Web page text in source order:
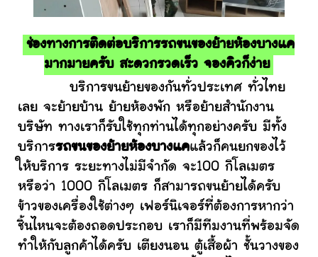
ช่องทางการติดต่อบริการรถขนของย้ายห้องบางแค
มากมายครับ สะดวกรวดเร็ว จองคิวก็ง่าย
บริการขนย้ายของกันทั่วประเทศ ทั่วไทย
เลย จะย้ายบ้าน ย้ายห้องพัก หรือย้ายสำนักงาน
บริษัท ทางเราก็รับใช้ทุกท่านได้ทุกอย่างครับ มีทั้ง
บริการรถขนของย้ายห้องบางแคแล้วก็คนยกของไว้
ให้บริการ ระยะทางไม่มีจำกัด จะ100 กิโลเมตร
หรือว่า 1000 กิโลเมตร ก็สามารถขนย้ายได้ครับ
ข้าวของเครื่องใช้ต่างๆ เฟอร์นิเจอร์ที่ต้องการหากว่า
ชิ้นไหนจะต้องถอดประกอบ เราก็มีทีมงานที่พร้อมจัด
ทำให้กับลูกค้าได้ครับ เตียงนอน ตู้เสื้อผ้า ชั้นวางของ